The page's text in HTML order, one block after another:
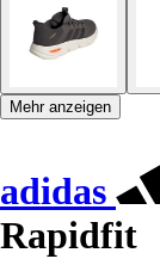
Mehr anzeigen
adidas
Rapidfit